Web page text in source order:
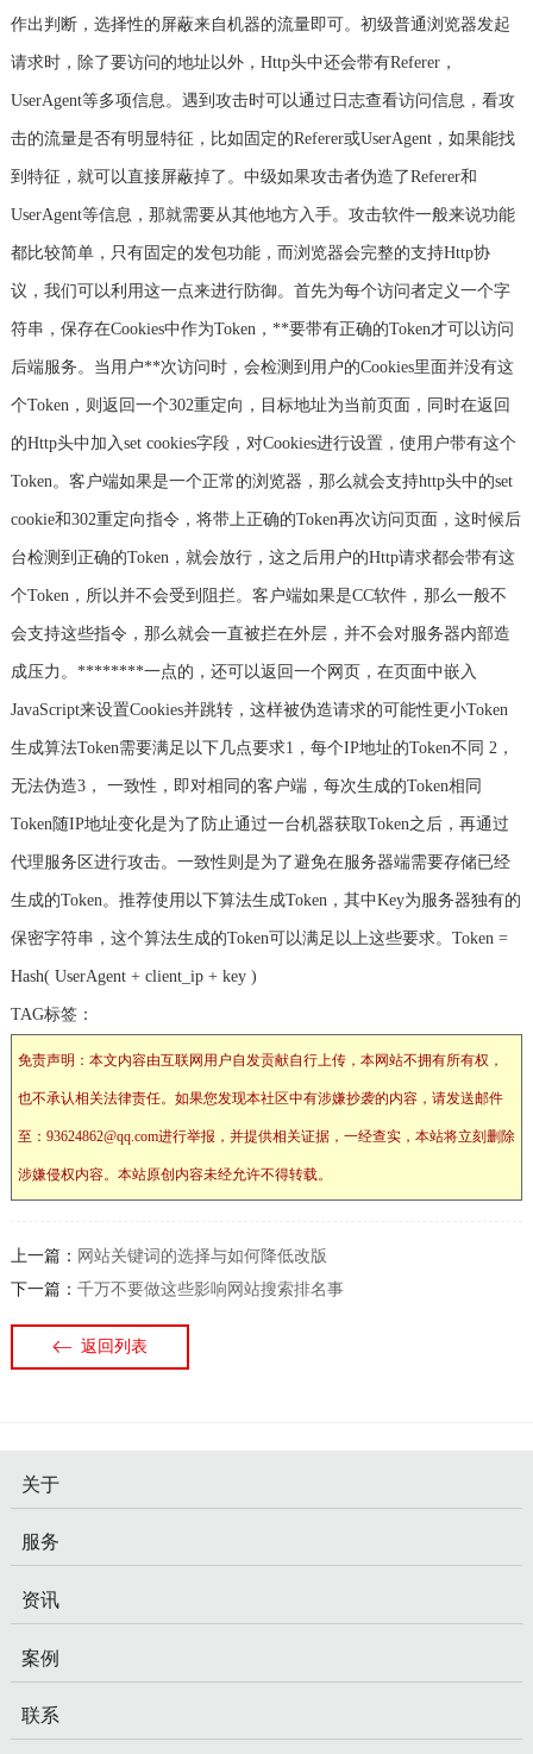
作出判断，选择性的屏蔽来自机器的流量即可。初级普通浏览器发起
请求时，除了要访问的地址以外，Http头中还会带有Referer，
UserAgent等多项信息。遇到攻击时可以通过日志查看访问信息，看攻
击的流量是否有明显特征，比如固定的Referer或UserAgent，如果能找
到特征，就可以直接屏蔽掉了。中级如果攻击者伪造了Referer和
UserAgent等信息，那就需要从其他地方入手。攻击软件一般来说功能
都比较简单，只有固定的发包功能，而浏览器会完整的支持Http协
议，我们可以利用这一点来进行防御。首先为每个访问者定义一个字
符串，保存在Cookies中作为Token，**要带有正确的Token才可以访问
后端服务。当用户**次访问时，会检测到用户的Cookies里面并没有这
个Token，则返回一个302重定向，目标地址为当前页面，同时在返回
的Http头中加入set cookies字段，对Cookies进行设置，使用户带有这个
Token。客户端如果是一个正常的浏览器，那么就会支持http头中的set
cookie和302重定向指令，将带上正确的Token再次访问页面，这时候后
台检测到正确的Token，就会放行，这之后用户的Http请求都会带有这
个Token，所以并不会受到阻拦。客户端如果是CC软件，那么一般不
会支持这些指令，那么就会一直被拦在外层，并不会对服务器内部造
成压力。********一点的，还可以返回一个网页，在页面中嵌入
JavaScript来设置Cookies并跳转，这样被伪造请求的可能性更小Token
生成算法Token需要满足以下几点要求1，每个IP地址的Token不同 2，
无法伪造3， 一致性，即对相同的客户端，每次生成的Token相同
Token随IP地址变化是为了防止通过一台机器获取Token之后，再通过
代理服务区进行攻击。一致性则是为了避免在服务器端需要存储已经
生成的Token。推荐使用以下算法生成Token，其中Key为服务器独有的
保密字符串，这个算法生成的Token可以满足以上这些要求。Token =
Hash( UserAgent + client_ip + key )
TAG标签：
免责声明：本文内容由互联网用户自发贡献自行上传，本网站不拥有所有权，
也不承认相关法律责任。如果您发现本社区中有涉嫌抄袭的内容，请发送邮件
至：93624862@qq.com进行举报，并提供相关证据，一经查实，本站将立刻删除
涉嫌侵权内容。本站原创内容未经允许不得转载。
上一篇： 网站关键词的选择与如何降低改版
下一篇： 千万不要做这些影响网站搜索排名事
返回列表
关于
服务
资讯
案例
联系